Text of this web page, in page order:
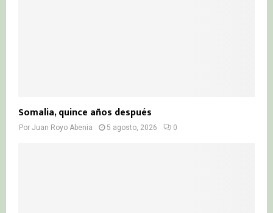
Somalia, quince años después
Por Juan Royo Abenia 5 agosto, 2026 0